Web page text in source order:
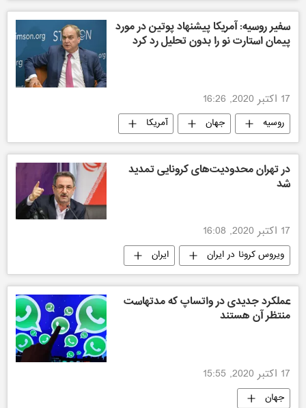
سفیر روسیه: آمریکا پیشنهاد پوتین در مورد
پیمان استارت نو را بدون تحلیل رد کرد
17 اکتبر 2020, 16:26
روسیه جهان
آمریکا
سیاسی
در تهران محدودیت‌های کرونایی تمدید
شد
17 اکتبر 2020, 16:08
ویروس کرونا در ایران ایران
عملکرد جدیدی در واتساپ که مدتهاست
منتظر آن هستند
17 اکتبر 2020, 15:55
جهان